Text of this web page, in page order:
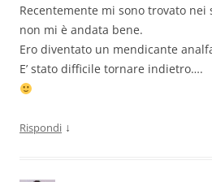
Recentemente mi sono trovato
non mi è andata bene.
Ero diventato un mendicante
E’ stato difficile tornare indietro….
Rispondi ↓